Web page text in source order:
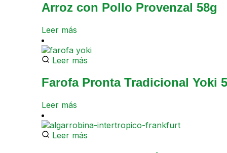
Arroz con Pollo Provenzal 58g
Leer más
Leer más
Farofa Pronta Tradicional Yoki
Leer más
Leer más